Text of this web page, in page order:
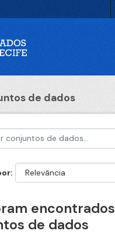
de dados
encontrados
de dados